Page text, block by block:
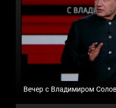
Вечер с Владимиром